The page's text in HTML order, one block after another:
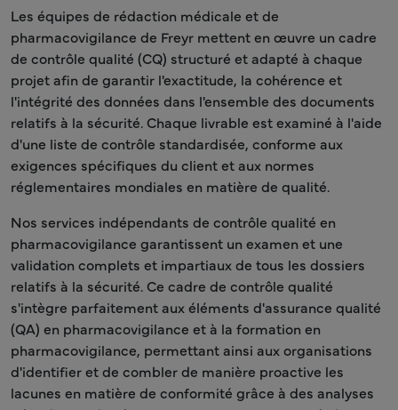
Les équipes de rédaction médicale et de
pharmacovigilance de Freyr mettent en œuvre un cadre
de contrôle qualité (CQ) structuré et adapté à chaque
projet afin de garantir l'exactitude, la cohérence et
l'intégrité des données dans l'ensemble des documents
relatifs à la sécurité. Chaque livrable est examiné à l'aide
d'une liste de contrôle standardisée, conforme aux
exigences spécifiques du client et aux normes
réglementaires mondiales en matière de qualité.
Nos services indépendants de contrôle qualité en
pharmacovigilance garantissent un examen et une
validation complets et impartiaux de tous les dossiers
relatifs à la sécurité. Ce cadre de contrôle qualité
s'intègre parfaitement aux éléments d'assurance qualité
(QA) en pharmacovigilance et à la formation en
pharmacovigilance, permettant ainsi aux organisations
d'identifier et de combler de manière proactive les
lacunes en matière de conformité grâce à des analyses